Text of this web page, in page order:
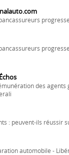
des agents
: peuvent-ils réussir
automobile -